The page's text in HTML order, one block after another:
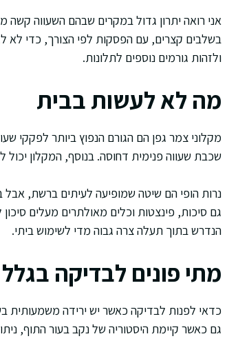
אני רואה יתרון גדול במקרים שבהם השעווה
בשלבים קצרים, עם הפסקות לפי הצורך, כדי לא
ולזהות גורמים נוספים לתלונות.
מה לא לעשות בבית
מקלוני צמר גפן הם הגורם הנפוץ ביותר לפקקי
שכבת שעווה פנימית דחוסה. בנוסף, המקלון יכול
נרות הופי הם שיטה שמופיעה לעיתים ברשת, אבל
גם סיכות, פינצטות וכלים מאולתרים מעלים
הנדרש בתוך תעלה צרה גבוה מדי לשימוש ביתי.
מתי פונים לבדיקה
כדאי לפנות לבדיקה כאשר יש ירידה
גם כאשר קיימת היסטוריה של נקב בעור התוף,